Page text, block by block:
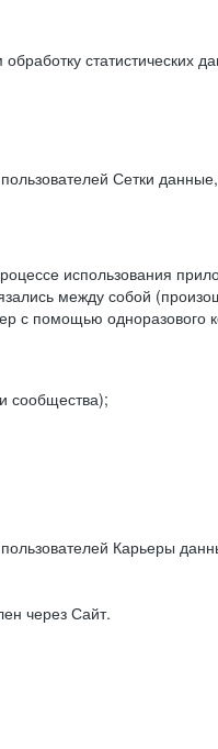
статистических
Сетки
использования
между собой
с помощью одноразового
сообщества);
Карьеры
через Сайт.